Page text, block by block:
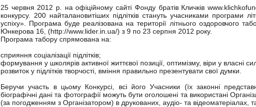
25 червня 2012 р. на офіційному сайті Фонду братів Кличків
конкурсу. 200 найталановитіших підлітків стануть учасниками програми
успіху». Програма буде реалізована на території літнього оздоровчого
Юнкерова 16, (http://www.lider.in.ua/) з 9 по 23 серпня 2012 року.
Програма табору спрямована на:
сприяння соціалізації підлітків;
формування у школярів активної життєвої позиції, оптимізму, віри у власні
розвиток у підлітків творчості, вміння правильно презентувати свої думки.
Беручи участь в цьому Конкурсі, всі його Учасники (їх законні
біографічні дані та фотографії можуть бути оголошені та використані
(за погодженням з Організатором) в друкованих, аудіо- та відеоматеріалах,